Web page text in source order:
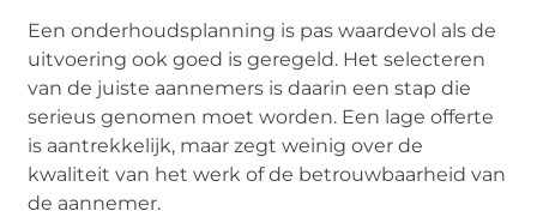
Een onderhoudsplanning is pas waardevol als de
uitvoering ook goed is geregeld. Het selecteren
van de juiste aannemers is daarin een stap die
serieus genomen moet worden. Een lage offerte
is aantrekkelijk, maar zegt weinig over de
kwaliteit van het werk of de betrouwbaarheid van
de aannemer.